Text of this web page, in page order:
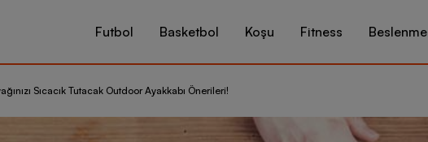
Futbol Basketbol Koşu Fitness Beslenme
Sıcacık Tutacak Outdoor Ayakkabı Önerileri!